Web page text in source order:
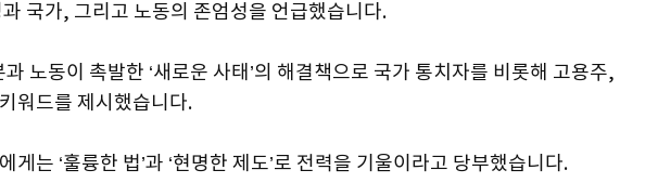
국가, 그리고 노동의 존엄성을 언급했습니다.
노동이 촉발한 ‘새로운 사태’의 해결책으로 국가 통치자를 비롯해 고용주,
워드를 제시했습니다.
게는 ‘훌륭한 법’과 ‘현명한 제도’로 전력을 기울이라고 당부했습니다.